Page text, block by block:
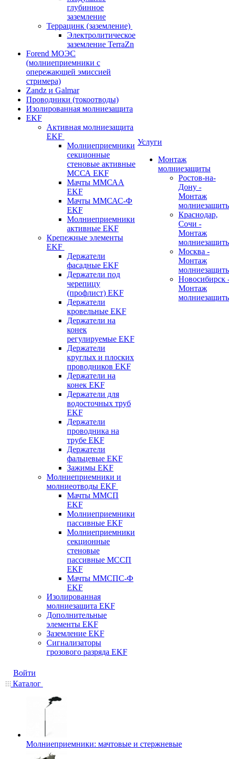
глубинное
заземление
Террацинк (заземление)
Электролитическое
заземление TerraZn
Forend МОЭС
(молниеприемники с
опережающей эмиссией
стримера)
Zandz и Galmar
Проводники (токоотводы)
Изолированная молниезащита
EKF
Активная молниезащита
EKF
Молниеприемники
секционные
стеновые активные
МССА EKF
Мачты ММСАА
EKF
Мачты ММСАС-Ф
EKF
Молниеприемники
активные EKF
Крепежные элементы
EKF
Держатели
фасадные EKF
Держатели под
черепицу
(профлист) EKF
Держатели
кровельные EKF
Держатели на
конек
регулируемые EKF
Держатели
круглых и плоских
проводников EKF
Держатели на
конек EKF
Держатели для
водосточных труб
EKF
Держатели
проводника на
трубе EKF
Держатели
фальцевые EKF
Зажимы EKF
Молниеприемники и
молниеотводы EKF
Мачты ММСП
EKF
Молниеприемники
пассивные EKF
Молниеприемники
секционные
стеновые
пассивные МССП
EKF
Мачты ММСПС-Ф
EKF
Изолированная
молниезащита EKF
Дополнительные
элементы EKF
Заземление EKF
Сигнализаторы
грозового разряда EKF
Услуги
Монтаж
молниезащиты
Ростов-на-
Дону -
Монтаж
Краснодар,
Сочи -
Монтаж
Москва -
Монтаж
Новосибирск
Монтаж
Войти
Каталог
Молниеприемники: мачтовые и стержневые